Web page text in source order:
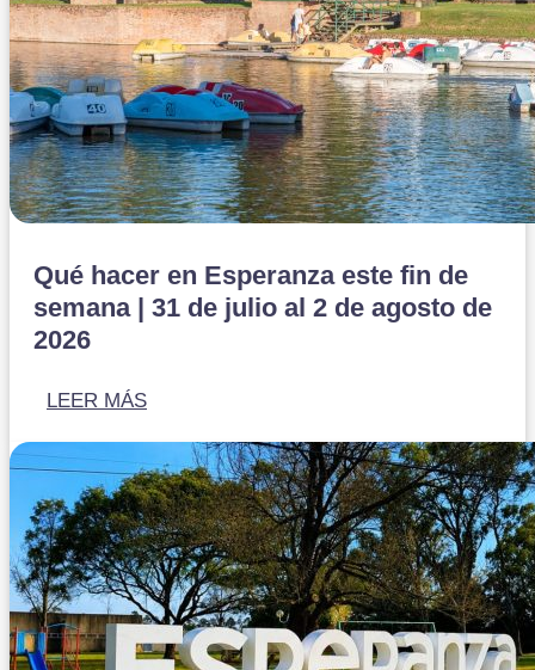
Qué hacer en Esperanza este fin de
semana | 31 de julio al 2 de agosto de
2026
LEER MÁS